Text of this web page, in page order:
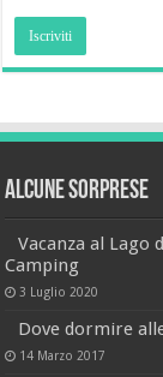
Alcune sorprese
Vacanza al Lago
Camping
3 Luglio 2020
Dove dormire
14 Marzo 2017